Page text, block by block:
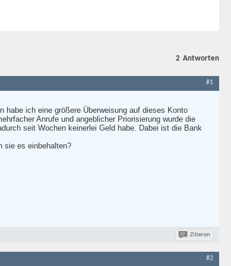
2 Antworten
#1
ich eine größere Überweisung auf dieses Konto
Anrufe und angeblicher Priorisierung wurde die
seit Wochen keinerlei Geld habe. Dabei ist die Bank
sie es einbehalten?
Zitieren
#2